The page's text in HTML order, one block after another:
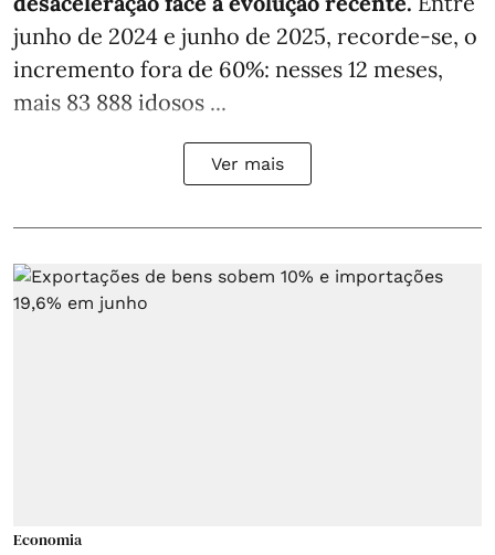
junho de 2024 e junho de 2025, recorde-se, o
incremento fora de 60%: nesses 12 meses,
mais 83 888 idosos ...
Ver mais
Economia